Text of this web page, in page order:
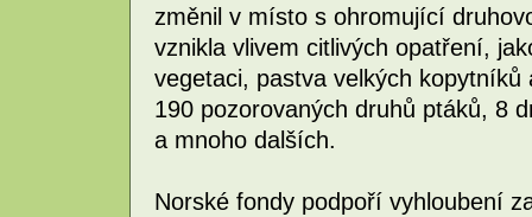
změnil v místo s ohromující
vznikla vlivem citlivých opatření,
vegetaci, pastva velkých
190 pozorovaných druhů ptáků, 8
a mnoho dalších.
Norské fondy podpoří vyhloubení